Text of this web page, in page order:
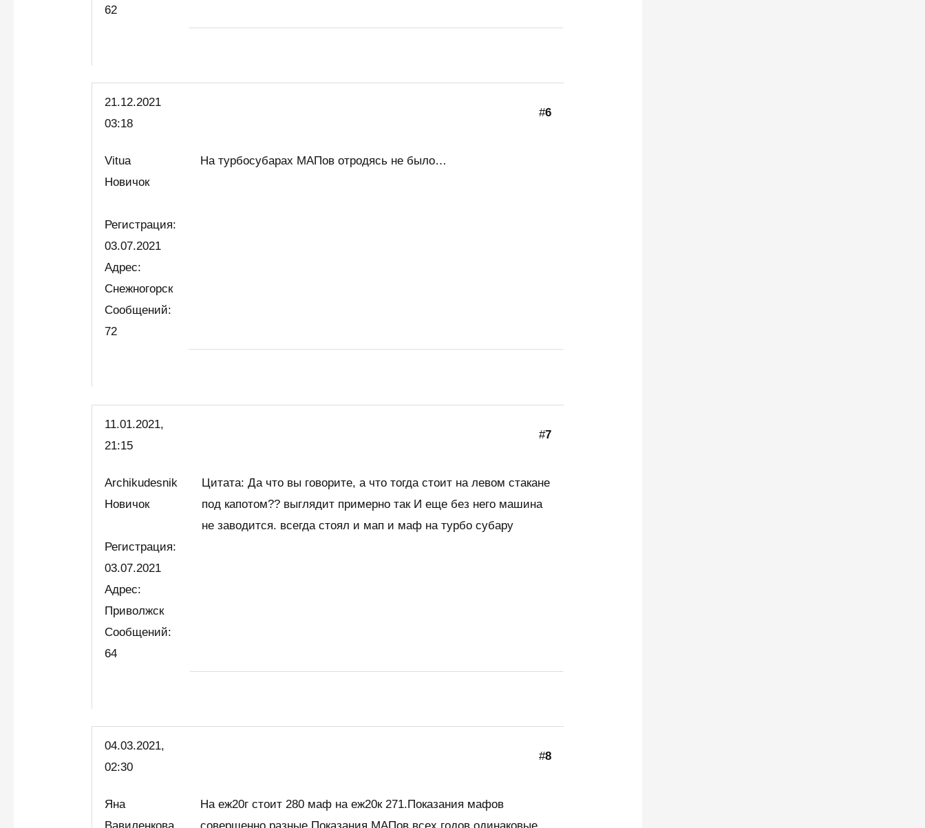
62
21.12.2021
03:18
#6
Vitua
Новичок
Регистрация:
03.07.2021
Адрес:
Снежногорск
Сообщений:
72
На турбосубарах МАПов отродясь не было…
11.01.2021,
21:15
#7
Archikudesnik
Новичок
Регистрация:
03.07.2021
Адрес:
Приволжск
Сообщений:
64
Цитата: Да что вы говорите, а что тогда стоит на левом стакане
под капотом?? выглядит примерно так И еще без него машина
не заводится. всегда стоял и мап и маф на турбо субару
04.03.2021,
02:30
#8
Яна
На еж20г стоит 280 маф на еж20к 271.Показания мафов